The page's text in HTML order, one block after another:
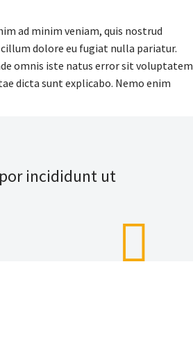
ad minim veniam, quis nostrud
dolore eu fugiat nulla pariatur.
omnis iste natus error sit voluptatem
dicta sunt explicabo. Nemo enim
incididunt ut